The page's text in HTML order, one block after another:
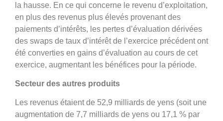
la hausse. En ce qui concerne le revenu d’exploitation,
en plus des revenus plus élevés provenant des
paiements d’intérêts, les pertes d’évaluation dérivées
des swaps de taux d’intérêt de l’exercice précédent ont
été converties en gains d’évaluation au cours de cet
exercice, augmentant les bénéfices pour la période.
Secteur des autres produits
Les revenus étaient de 52,9 milliards de yens (soit une
augmentation de 7,7 milliards de yens ou 17,1 % par